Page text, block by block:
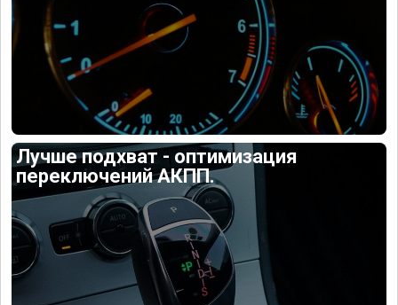
Лучше подхват - оптимизация
переключений АКПП.